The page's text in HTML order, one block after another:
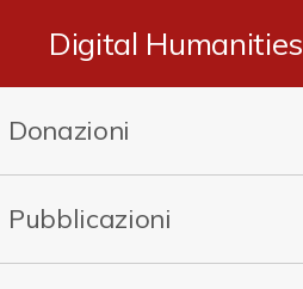
Digital Humanities
Donazioni
Pubblicazioni